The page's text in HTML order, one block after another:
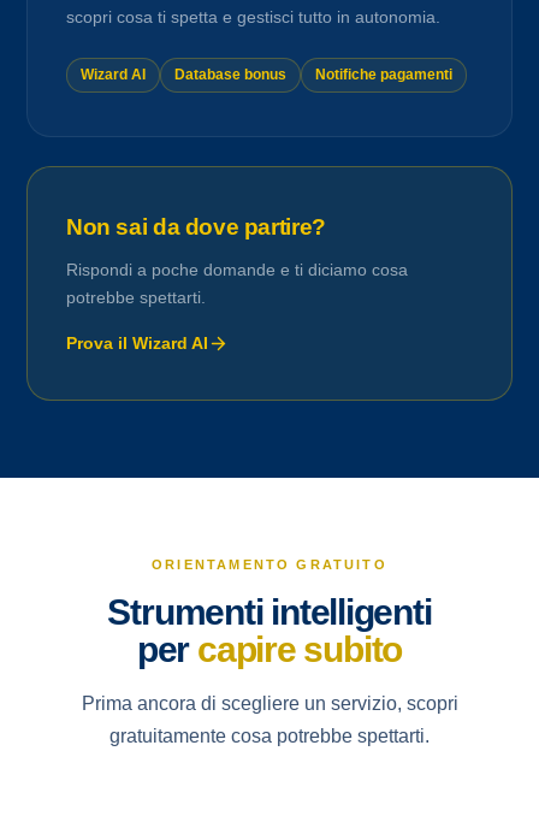
scopri cosa ti spetta e gestisci tutto in autonomia.
Wizard AI Database bonus Notifiche pagamenti
Non sai da dove partire?
Rispondi a poche domande e ti diciamo cosa
potrebbe spettarti.
Prova il Wizard AI
ORIENTAMENTO GRATUITO
Strumenti intelligenti
per capire subito
Prima ancora di scegliere un servizio, scopri
gratuitamente cosa potrebbe spettarti.